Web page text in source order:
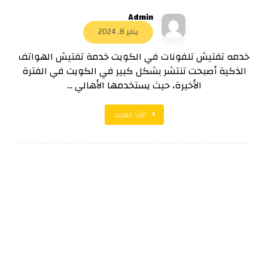
Admin
يناير 8, 2024
خدمه تفتيش تلفونات في الكويت خدمة تفتيش الهواتف
الذكية أصبحت تنتشر بشكل كبير في الكويت في الفترة
الأخيرة، حيث يستخدمها الأهالي ...
اقرأ المزيد